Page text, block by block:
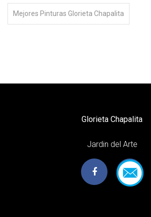
Mejores Pinturas Glorieta Chapalita
Glorieta Chapalita
Jardin del Arte